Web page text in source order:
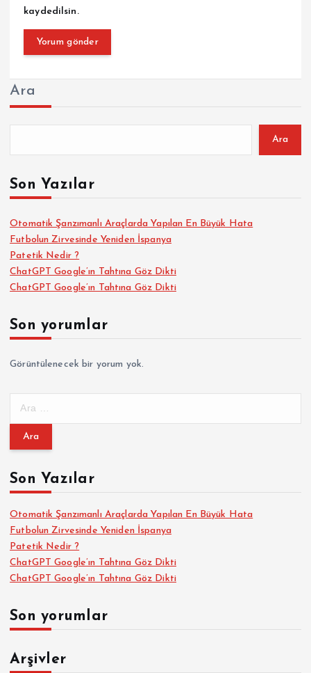
kaydedilsin.
Ara
Ara
Son Yazılar
Otomatik Şanzımanlı Araçlarda Yapılan En Büyük Hata
Futbolun Zirvesinde Yeniden İspanya
Patetik Nedir ?
ChatGPT Google’ın Tahtına Göz Dikti
ChatGPT Google’ın Tahtına Göz Dikti
Son yorumlar
Görüntülenecek bir yorum yok.
m
:Son Yazılar
Otomatik Şanzımanlı Araçlarda Yapılan En Büyük Hata
Futbolun Zirvesinde Yeniden İspanya
Patetik Nedir ?
ChatGPT Google’ın Tahtına Göz Dikti
ChatGPT Google’ın Tahtına Göz Dikti
Son yorumlar
Arşivler